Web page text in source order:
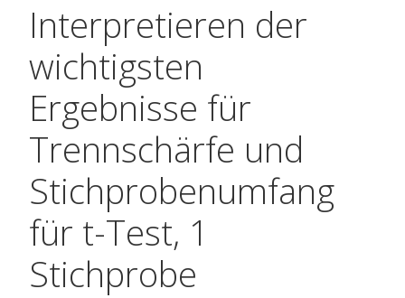
Interpretieren der
wichtigsten
Ergebnisse für
Trennschärfe und
Stichprobenumfang
für t-Test, 1
Stichprobe